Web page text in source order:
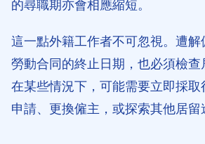
的尋職期亦會相應縮短。
這一點外籍工作者不可忽視。遭
勞動合同的終止日期，也必須檢查
在某些情況下，可能需要立即採
申請、更換僱主，或探索其他居留